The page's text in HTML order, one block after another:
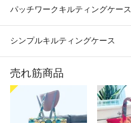
パッチワークキルティングケース
シンプルキルティングケース
売れ筋商品